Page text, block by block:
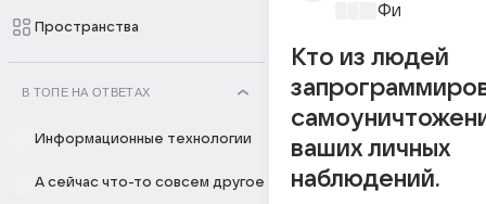
Пространства
В ТОПЕ НА ОТВЕТАХ
Информационные технологии
А сейчас что-то совсем другое
Кто из людей
ваших личных
наблюдений.